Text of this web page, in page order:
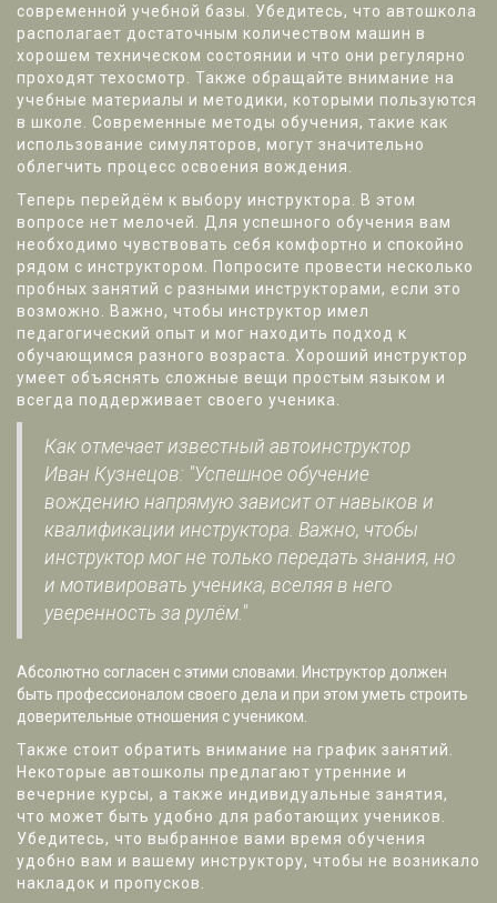
современной учебной базы. Убедитесь, что автошкола
располагает достаточным количеством машин в
хорошем техническом состоянии и что они регулярно
проходят техосмотр. Также обращайте внимание на
учебные материалы и методики, которыми пользуются
в школе. Современные методы обучения, такие как
использование симуляторов, могут значительно
облегчить процесс освоения вождения.
Теперь перейдём к выбору инструктора. В этом
вопросе нет мелочей. Для успешного обучения вам
необходимо чувствовать себя комфортно и спокойно
рядом с инструктором. Попросите провести несколько
пробных занятий с разными инструкторами, если это
возможно. Важно, чтобы инструктор имел
педагогический опыт и мог находить подход к
обучающимся разного возраста. Хороший инструктор
умеет объяснять сложные вещи простым языком и
всегда поддерживает своего ученика.
Как отмечает известный автоинструктор
Иван Кузнецов: "Успешное обучение
вождению напрямую зависит от навыков и
квалификации инструктора. Важно, чтобы
инструктор мог не только передать знания, но
и мотивировать ученика, вселяя в него
уверенность за рулём."
Абсолютно согласен с этими словами. Инструктор должен
быть профессионалом своего дела и при этом уметь строить
доверительные отношения с учеником.
Также стоит обратить внимание на график занятий.
Некоторые автошколы предлагают утренние и
вечерние курсы, а также индивидуальные занятия,
что может быть удобно для работающих учеников.
Убедитесь, что выбранное вами время обучения
удобно вам и вашему инструктору, чтобы не возникало
накладок и пропусков.